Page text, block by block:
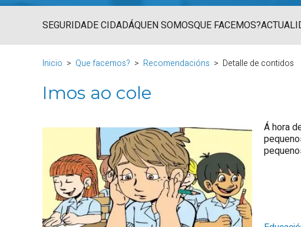
SEGURIDADE CIDADÁQUEN SOMOSQUE FACEMOS?
Inicio Que facemos? Recomendacións Detalle de contidos
Imos ao cole
Á hora